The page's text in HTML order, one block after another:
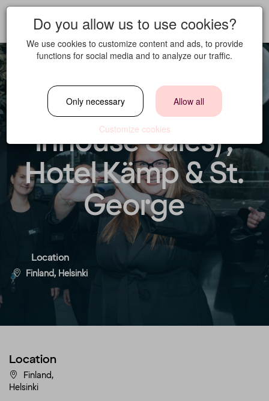
Team Leader (at
Inhouse Sales),
Hotel Kämp & St.
George
Location
Finland, Helsinki
Location
Finland,
Helsinki
Do you allow us to use cookies?
We use cookies to customize content and ads, to provide
functions for social media and to analyze our traffic.
Only necessary Allow all
Customize cookies